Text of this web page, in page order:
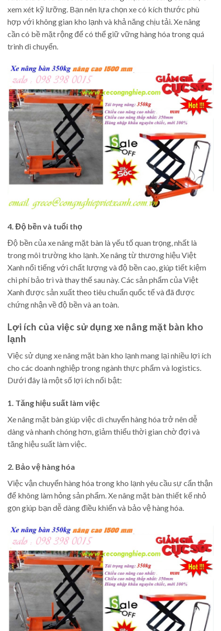
xem xét kỹ lưỡng. Bạn nên lựa chọn xe có kích thước phù
hợp với không gian kho lạnh và khả năng chịu tải. Xe nâng
cần có bề mặt rộng để có thể giữ vững hàng hóa trong quá
trình di chuyển.
4. Độ bền và tuổi thọ
Độ bền của xe nâng mặt bàn là yếu tố quan trọng, nhất là
trong môi trường kho lạnh. Xe nâng từ thương hiệu Việt
Xanh nổi tiếng với chất lượng và độ bền cao, giúp tiết kiệm
chi phí bảo trì và thay thế sau này. Các sản phẩm của Việt
Xanh được sản xuất theo tiêu chuẩn quốc tế và đã được
chứng nhận về độ bền và an toàn.
Lợi ích của việc sử dụng xe nâng mặt bàn kho
lạnh
Việc sử dụng xe nâng mặt bàn kho lạnh mang lại nhiều lợi ích
cho các doanh nghiệp trong ngành thực phẩm và logistics.
Dưới đây là một số lợi ích nổi bật:
1. Tăng hiệu suất làm việc
Xe nâng mặt bàn giúp việc di chuyển hàng hóa trở nên dễ
dàng và nhanh chóng hơn, giảm thiểu thời gian chờ đợi và
tăng hiệu suất làm việc.
2. Bảo vệ hàng hóa
Việc vận chuyển hàng hóa trong kho lạnh yêu cầu sự cẩn thận
để không làm hỏng sản phẩm. Xe nâng mặt bàn thiết kế nhỏ
gọn giúp bạn dễ dàng điều khiển và bảo vệ hàng hóa.